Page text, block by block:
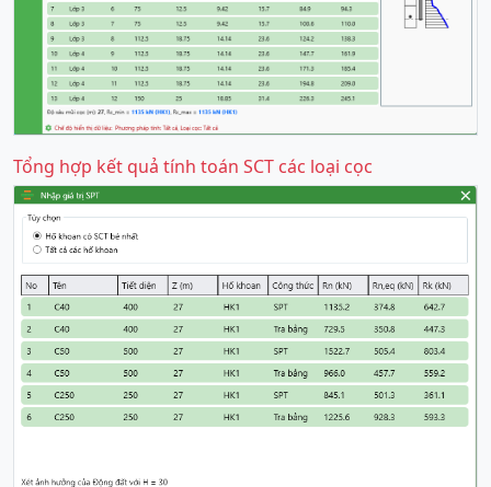
Tổng hợp kết quả tính toán SCT các loại cọc